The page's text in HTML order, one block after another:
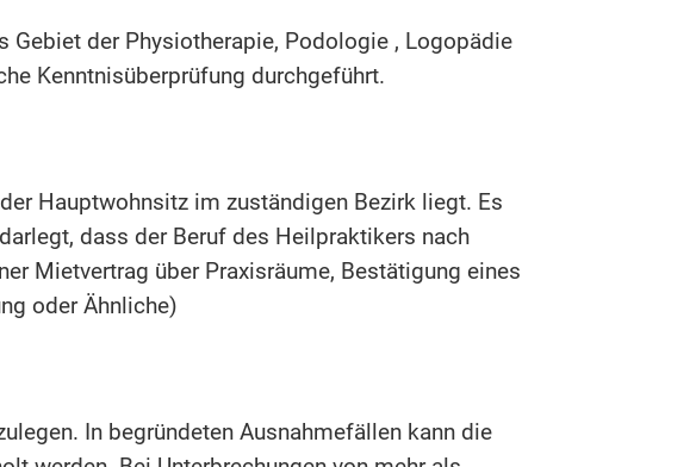
Gebiet der Physiotherapie, Podologie , Logopädie
Kenntnisüberprüfung durchgeführt.
Hauptwohnsitz im zuständigen Bezirk liegt. Es
dass der Beruf des Heilpraktikers nach
Mietvertrag über Praxisräume, Bestätigung eines
oder Ähnliche)
In begründeten Ausnahmefällen kann die